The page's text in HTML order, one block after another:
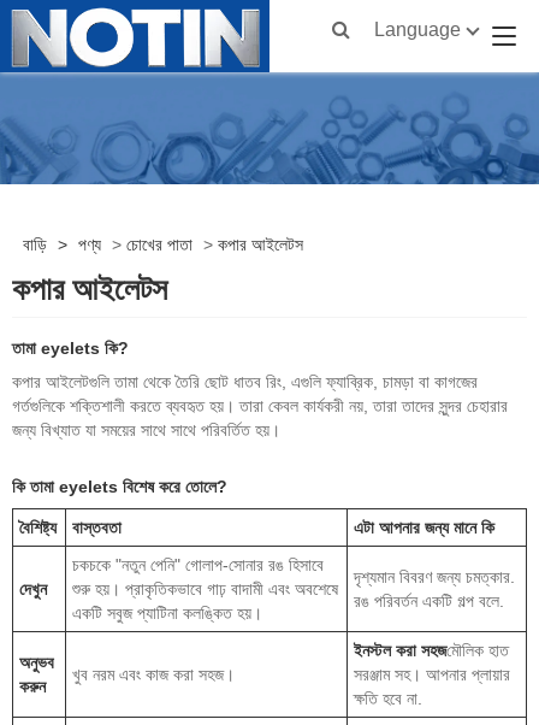
Language
বাড়ি > পণ্য > চোখের পাতা > কপার আইলেটস
কপার আইলেটস
তামা eyelets কি?
কপার আইলেটগুলি তামা থেকে তৈরি ছোট ধাতব রিং, এগুলি ফ্যাব্রিক, চামড়া বা কাগজের
গর্তগুলিকে শক্তিশালী করতে ব্যবহৃত হয়। তারা কেবল কার্যকরী নয়, তারা তাদের সুন্দর চেহারার
জন্য বিখ্যাত যা সময়ের সাথে সাথে পরিবর্তিত হয়।
কি তামা eyelets বিশেষ করে তোলে?
বৈশিষ্ট্য বাস্তবতা এটা আপনার জন্য মানে কি
দেখুন
চকচকে "নতুন পেনি" গোলাপ-সোনার রঙ হিসাবে
শুরু হয়। প্রাকৃতিকভাবে গাঢ় বাদামী এবং অবশেষে
একটি সবুজ প্যাটিনা কলঙ্কিত হয়।
দৃশ্যমান বিবরণ জন্য চমত্কার.
রঙ পরিবর্তন একটি গল্প বলে.
অনুভব
করুন
খুব নরম এবং কাজ করা সহজ।
ইনস্টল করা সহজমৌলিক হাত
সরঞ্জাম সহ। আপনার প্লায়ার
ক্ষতি হবে না.